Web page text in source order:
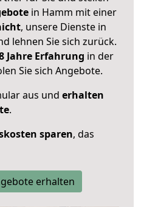
in Hamm mit einer
, unsere Dienste in
lehnen Sie sich zurück.
Jahre Erfahrung in der
Sie sich Angebote.
aus und erhalten
.
sparen, das
erhalten